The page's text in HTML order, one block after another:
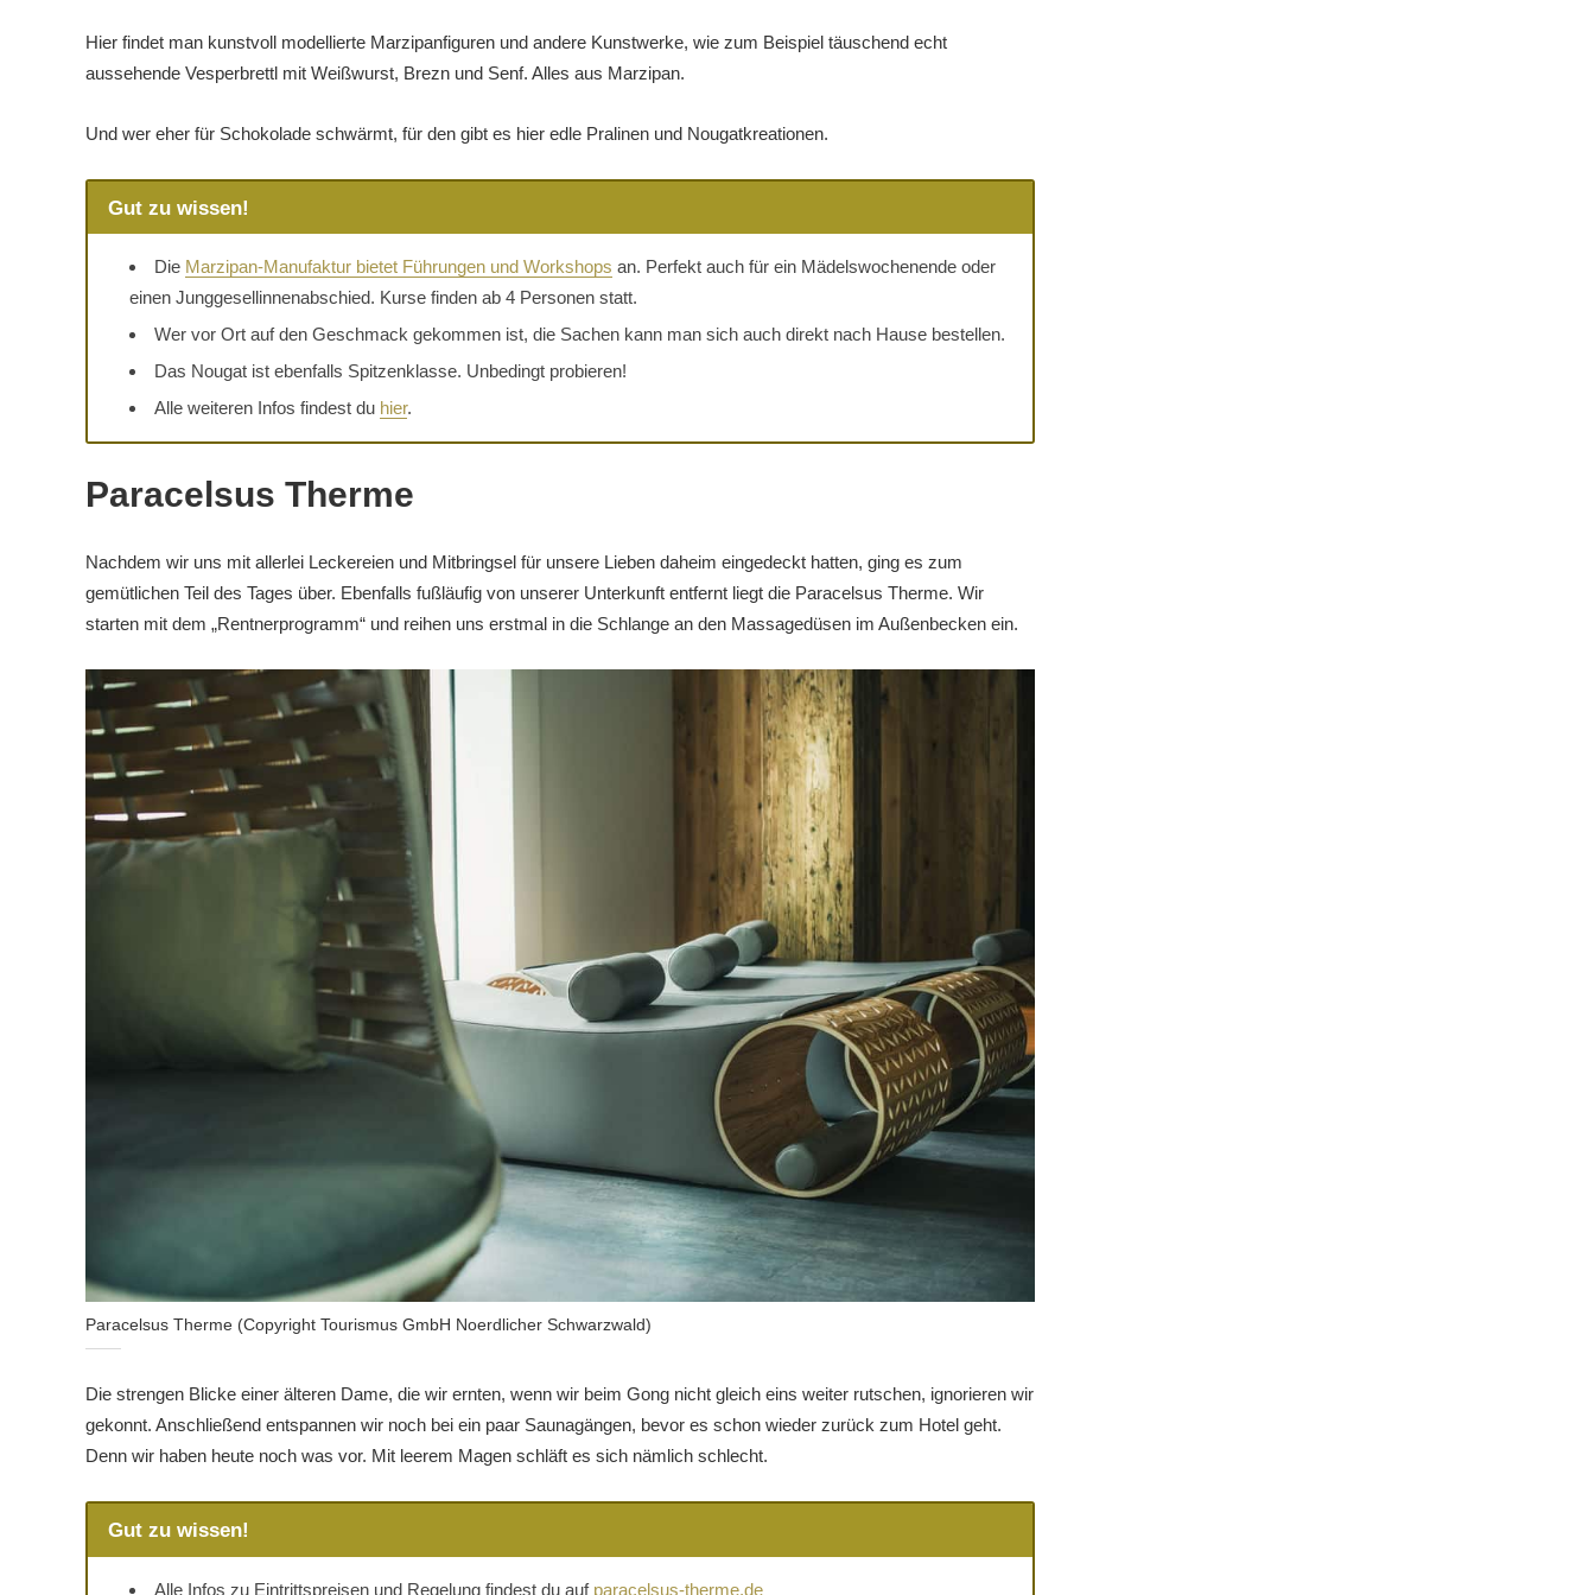
Hier findet man kunstvoll modellierte Marzipanfiguren und andere Kunstwerke, wie zum Beispiel täuschend echt
aussehende Vesperbrettl mit Weißwurst, Brezn und Senf. Alles aus Marzipan.
Und wer eher für Schokolade schwärmt, für den gibt es hier edle Pralinen und Nougatkreationen.
Gut zu wissen!
Die Marzipan-Manufaktur bietet Führungen und Workshops an. Perfekt auch für ein Mädelswochenende oder
einen Junggesellinnenabschied. Kurse finden ab 4 Personen statt.
Wer vor Ort auf den Geschmack gekommen ist, die Sachen kann man sich auch direkt nach Hause bestellen.
Das Nougat ist ebenfalls Spitzenklasse. Unbedingt probieren!
Alle weiteren Infos findest du hier.
Paracelsus Therme
Nachdem wir uns mit allerlei Leckereien und Mitbringsel für unsere Lieben daheim eingedeckt hatten, ging es zum
gemütlichen Teil des Tages über. Ebenfalls fußläufig von unserer Unterkunft entfernt liegt die Paracelsus Therme. Wir
starten mit dem „Rentnerprogramm“ und reihen uns erstmal in die Schlange an den Massagedüsen im Außenbecken ein.
Paracelsus Therme (Copyright Tourismus GmbH Noerdlicher Schwarzwald)
Die strengen Blicke einer älteren Dame, die wir ernten, wenn wir beim Gong nicht gleich eins weiter rutschen, ignorieren wir
gekonnt. Anschließend entspannen wir noch bei ein paar Saunagängen, bevor es schon wieder zurück zum Hotel geht.
Denn wir haben heute noch was vor. Mit leerem Magen schläft es sich nämlich schlecht.
Gut zu wissen!
Alle Infos zu Eintrittspreisen und Regelung findest du auf paracelsus-therme.de